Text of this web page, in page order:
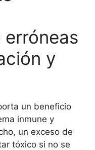
y
un beneficio
inmune y
un exceso de
tóxico si no se